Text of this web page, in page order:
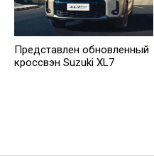
Представлен обновленный
кроссвэн Suzuki XL7